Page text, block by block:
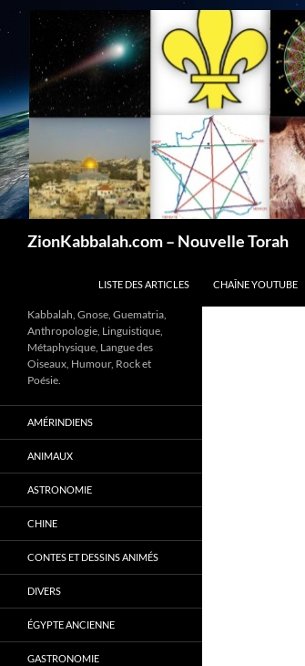
ZionKabbalah.com – Nouvelle Torah
LISTE DES ARTICLES
CHAÎNE YOUTUBE
Kabbalah, Gnose, Guematria,
Anthropologie, Linguistique,
Métaphysique, Langue des
Oiseaux, Humour, Rock et
Poésie.
AMÉRINDIENS
ANIMAUX
ASTRONOMIE
CHINE
CONTES ET DESSINS ANIMÉS
DIVERS
ÉGYPTE ANCIENNE
GASTRONOMIE